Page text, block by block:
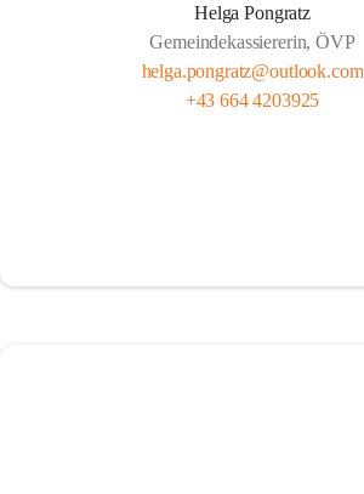
Helga Pongratz
Gemeindekassiererin, ÖVP
helga.pongratz@outlook.com
+43 664 4203925